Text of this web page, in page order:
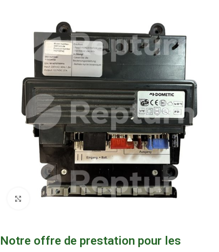
Cliquez pour agrandir
Notre offre de prestation pour les